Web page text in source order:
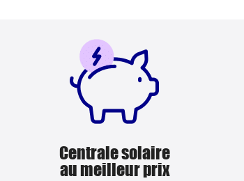
Centrale solaire
au meilleur prix